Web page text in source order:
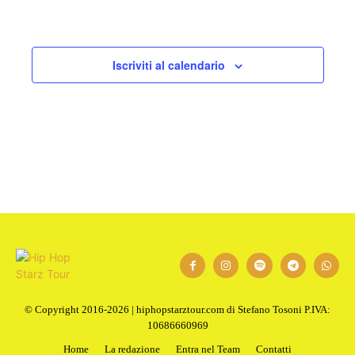
Iscriviti al calendario
© Copyright 2016-2026 | hiphopstarztour.com di Stefano Tosoni P.IVA:
10686660969
Home
La redazione Entra nel Team Contatti